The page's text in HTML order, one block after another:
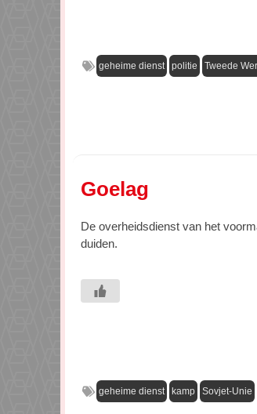
geheime dienst politie Tweede
Goelag
De overheidsdienst van het
duiden.
geheime dienst kamp Sovjet-Unie